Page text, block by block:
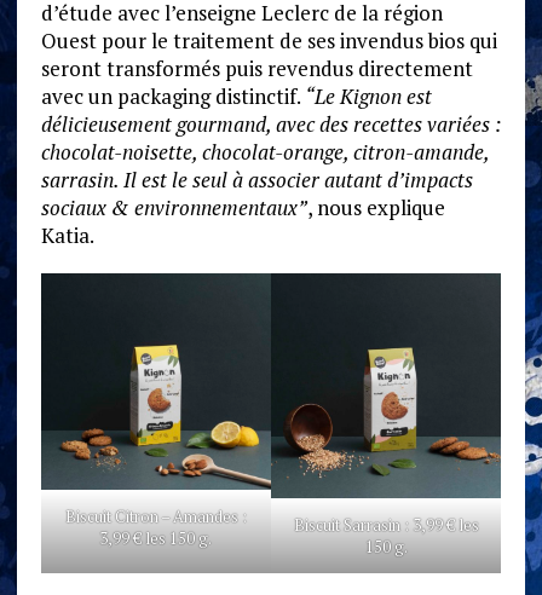
d’étude avec l’enseigne Leclerc de la région
Ouest pour le traitement de ses invendus bios qui
seront transformés puis revendus directement
avec un packaging distinctif. “Le Kignon est
délicieusement gourmand, avec des recettes variées :
chocolat-noisette, chocolat-orange, citron-amande,
sarrasin. Il est le seul à associer autant d’impacts
sociaux & environnementaux”, nous explique
Katia.
Biscuit Citron – Amandes :
3,99 € les 150 g.
Biscuit Sarrasin : 3,99 € les
150 g.